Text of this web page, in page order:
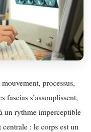
processus,
fascias s’assouplissent,
un rythme imperceptible
: le corps est un